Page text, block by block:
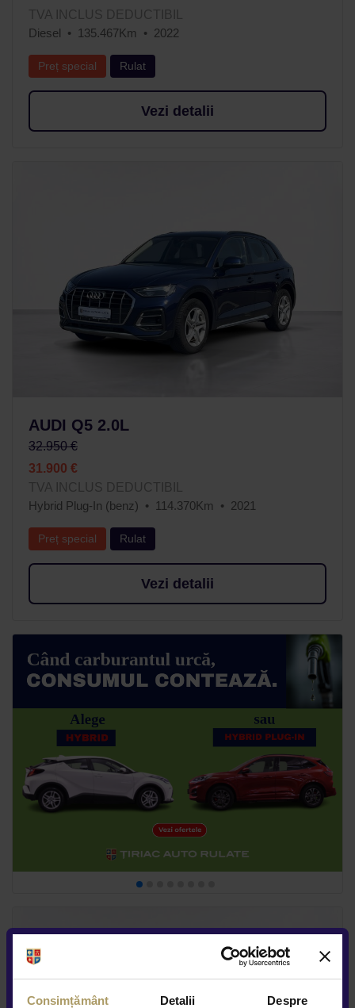
Consimțământ Detalii Despre
TVA INCLUS DEDUCTIBIL
Diesel
135.467Km 2022
Preț special Rulat
Vezi detalii
AUDI Q5 2.0L
32.950 €
31.900 €
TVA INCLUS DEDUCTIBIL
Hybrid Plug-In (benz)
114.370Km 2021
Preț special Rulat
Vezi detalii